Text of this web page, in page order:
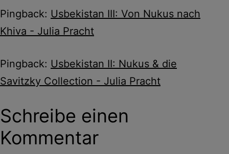
Pingback: Usbekistan III: Von Nukus nach
Khiva - Julia Pracht
Pingback: Usbekistan II: Nukus & die
Savitzky Collection - Julia Pracht
Schreibe einen
Kommentar